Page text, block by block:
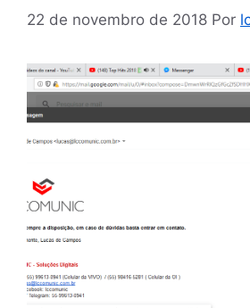
22 de novembro de 2018 Por